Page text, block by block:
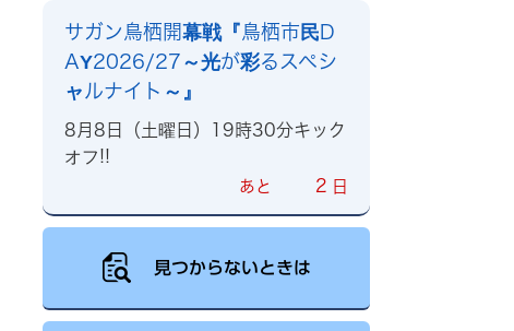
サガン鳥栖開幕戦『鳥栖市民D
AY2026/27～光が彩るスペシ
ャルナイト～』
8月8日（土曜日）19時30分キック
オフ!!
あと 2 日
見つからないときは